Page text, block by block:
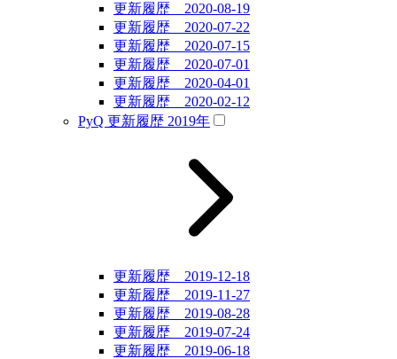
更新履歴 2020-08-19
更新履歴 2020-07-22
更新履歴 2020-07-15
更新履歴 2020-07-01
更新履歴 2020-04-01
更新履歴 2020-02-12
PyQ 更新履歴 2019年
更新履歴 2019-12-18
更新履歴 2019-11-27
更新履歴 2019-08-28
更新履歴 2019-07-24
更新履歴 2019-06-18